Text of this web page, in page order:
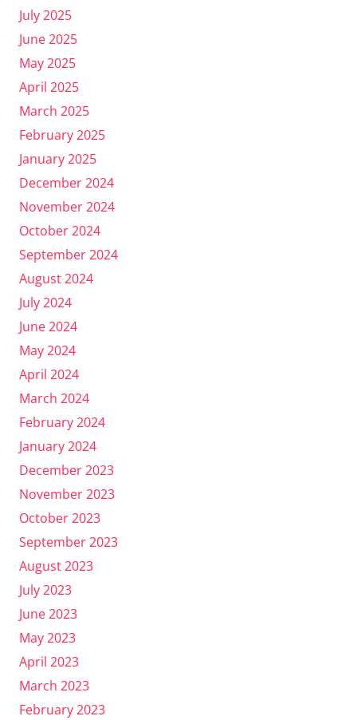
July 2025
June 2025
May 2025
April 2025
March 2025
February 2025
January 2025
December 2024
November 2024
October 2024
September 2024
August 2024
July 2024
June 2024
May 2024
April 2024
March 2024
February 2024
January 2024
December 2023
November 2023
October 2023
September 2023
August 2023
July 2023
June 2023
May 2023
April 2023
March 2023
February 2023